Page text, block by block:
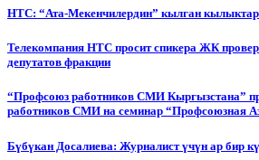
НТС: “Ата-Мекенчилердин” кылган
Телекомпания НТС просит спикера ЖК
депутатов фракции
“Профсоюз работников СМИ Кыргызстана”
работников СМИ на семинар “Профсоюзная
Бүбүкан Досалиева: Журналист үчүн ар бир